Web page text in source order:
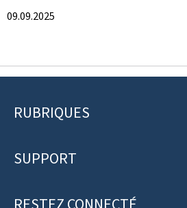
09.09.2025
Pied
page
RUBRIQUES
SUPPORT